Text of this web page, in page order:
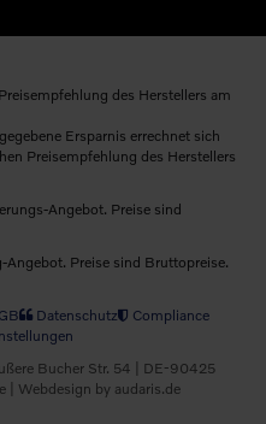
des Herstellers am
Ersparnis errechnet sich
Preisempfehlung des Herstellers
Angebot. Preise sind
Angebot. Preise sind Bruttopreise.
Datenschutz
Compliance
Bucher Str. 54 | DE-90425
| Webdesign by audaris.de